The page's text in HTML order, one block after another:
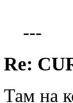
---
Re:
Там на